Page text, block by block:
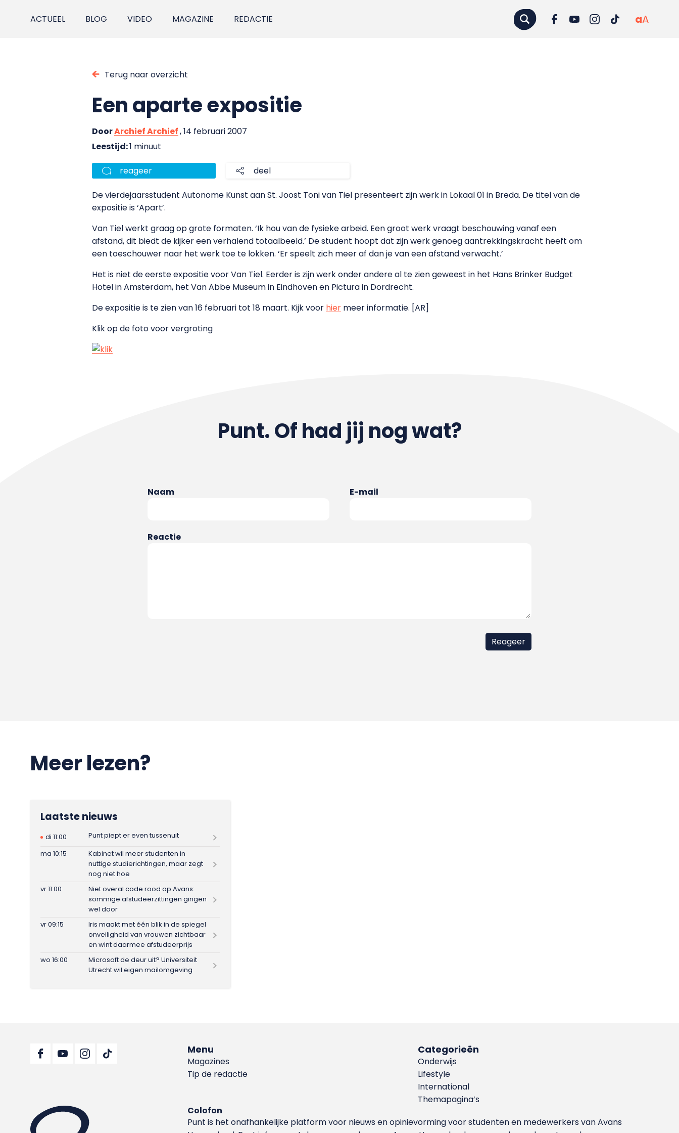
ACTUEEL BLOG VIDEO MAGAZINE REDACTIE aA
Terug naar overzicht
Een aparte expositie
DoorArchief Archief, 14 februari 2007
Leestijd:1 minuut
reageer deel
De vierdejaarsstudent Autonome Kunst aan St. Joost Toni van Tiel presenteert zijn werk in Lokaal 01 in Breda. De titel van de
expositie is ‘Apart’.
Van Tiel werkt graag op grote formaten. ‘Ik hou van de fysieke arbeid. Een groot werk vraagt beschouwing vanaf een
afstand, dit biedt de kijker een verhalend totaalbeeld.’ De student hoopt dat zijn werk genoeg aantrekkingskracht heeft om
een toeschouwer naar het werk toe te lokken. ‘Er speelt zich meer af dan je van een afstand verwacht.’
Het is niet de eerste expositie voor Van Tiel. Eerder is zijn werk onder andere al te zien geweest in het Hans Brinker Budget
Hotel in Amsterdam, het Van Abbe Museum in Eindhoven en Pictura in Dordrecht.
De expositie is te zien van 16 februari tot 18 maart. Kijk voor hier meer informatie. [AR]
Klik op de foto voor vergroting
Punt. Of had jij nog wat?
Naam E-mail
Reactie
Meer lezen?
Laatste nieuws
di 11:00
Punt piept er even tussenuit
ma 10:15
Kabinet wil meer studenten in
nuttige studierichtingen, maar zegt
nog niet hoe
vr 11:00
Niet overal code rood op Avans:
sommige afstudeerzittingen gingen
wel door
vr 09:15
Iris maakt met één blik in de spiegel
onveiligheid van vrouwen zichtbaar
en wint daarmee afstudeerprijs
wo 16:00
Microsoft de deur uit? Universiteit
Utrecht wil eigen mailomgeving
Menu
Magazines
Tip de redactie
Categorieën
Onderwijs
Lifestyle
International
Themapagina’s
Colofon
Punt is het onafhankelijke platform voor nieuws en opinievorming voor studenten en medewerkers van Avans